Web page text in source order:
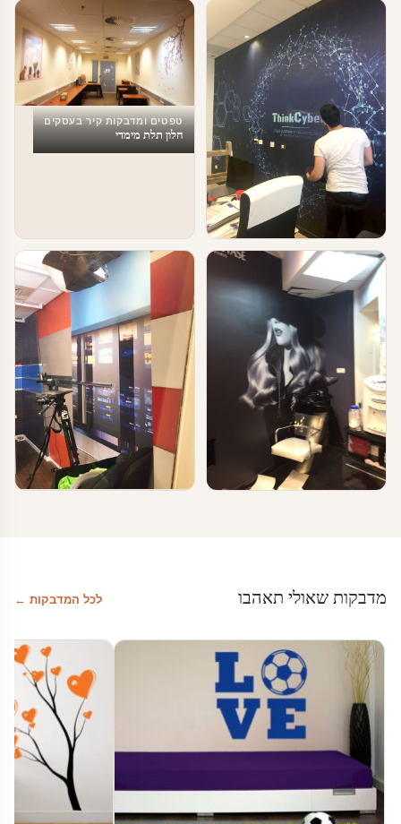
טפטים ומדבקות קיר בעסקים
cyber – עיצוב משרדי הייטק
טפטים ומדבקות קיר בעסקים
חלון תלת מימדי
מדבקות שאולי תאהבו לכל המדבקות ←